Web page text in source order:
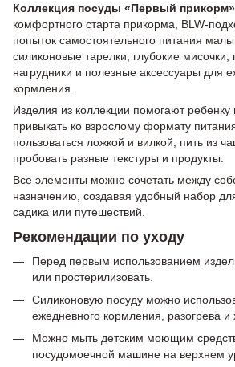
Коллекция посуды «Первый прикорм»
комфортного старта прикорма, BLW-
попыток самостоятельного питания
силиконовые тарелки, глубокие мисочки,
нагрудники и полезные аксессуары для
кормления.
Изделия из коллекции помогают ребенку
привыкать ко взрослому формату
пользоваться ложкой и вилкой, пить из
пробовать разные текстуры и продукты.
Все элементы можно сочетать между
назначению, создавая удобный набор
садика или путешествий.
Рекомендации по уходу
Перед первым использованием
или простерилизовать.
Силиконовую посуду можно
ежедневного кормления, разогрева и
Можно мыть детским моющим
посудомоечной машине на верхнем